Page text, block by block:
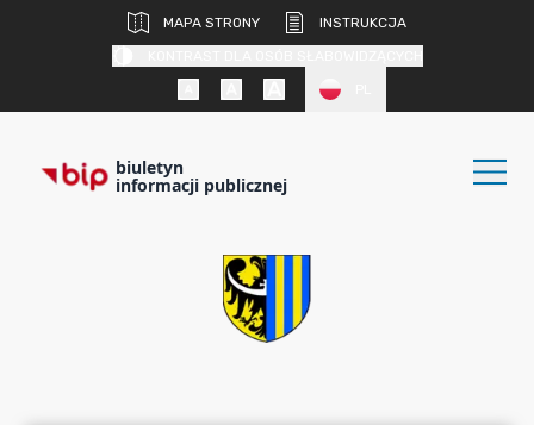
MAPA STRONY
INSTRUKCJA
biuletyn
informacji publicznej